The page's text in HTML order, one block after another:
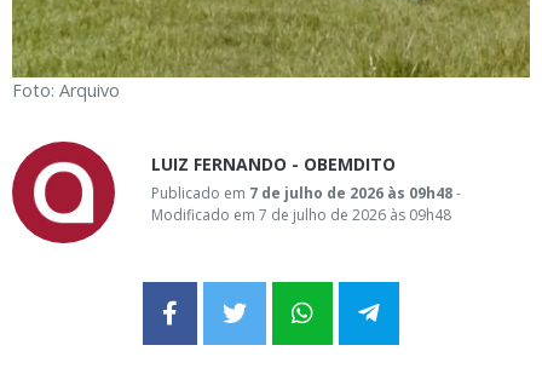
Foto: Arquivo
LUIZ FERNANDO - OBEMDITO
Publicado em 7 de julho de 2026 às 09h48-
Modificado em 7 de julho de 2026 às 09h48